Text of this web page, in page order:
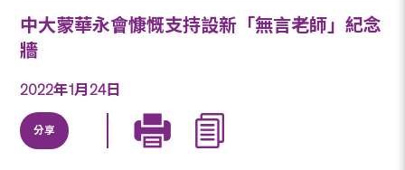
中大蒙華永會慷慨支持設新「無言老師」紀念
牆
2022年1月24日
分享